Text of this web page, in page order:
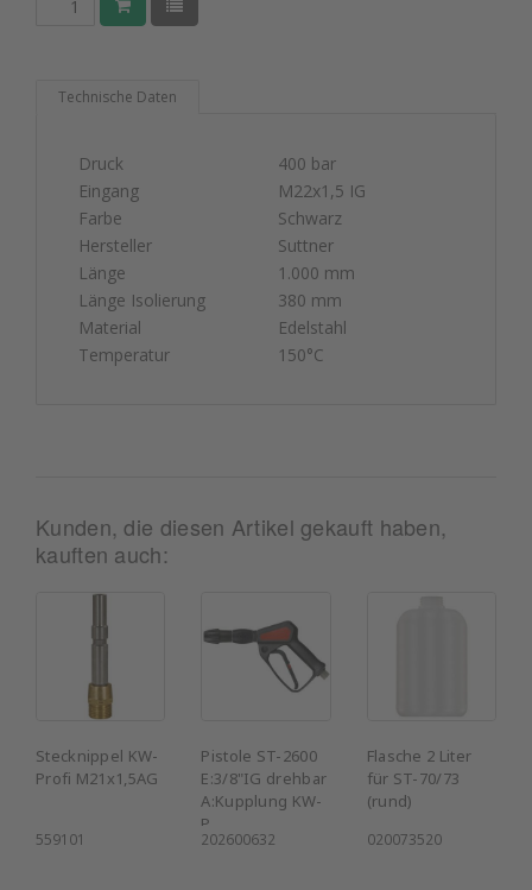
Technische Daten
Druck
400 bar
Eingang
M22x1,5 IG
Farbe
Schwarz
Hersteller
Suttner
Länge
1.000 mm
Länge Isolierung
380 mm
Material
Edelstahl
Temperatur
150°C
Kunden, die diesen Artikel gekauft haben,
kauften auch:
Stecknippel KW-
Profi M21x1,5AG
559101
Pistole ST-2600
E:3/8"IG drehbar
A:Kupplung KW-
P
202600632
Flasche 2 Liter
für ST-70/73
(rund)
020073520